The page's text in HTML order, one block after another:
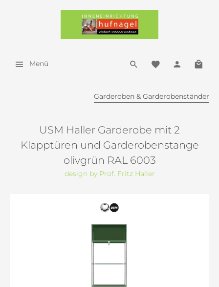
Menü
Garderoben & Garderobenständer
USM Haller Garderobe mit 2
Klapptüren und Garderobenstange
olivgrün RAL 6003
design by Prof. Fritz Haller